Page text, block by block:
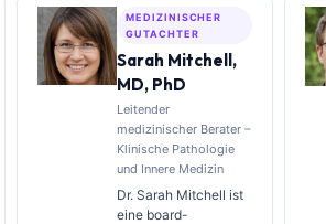
MEDIZINISCHER
GUTACHTER
Sarah Mitchell,
MD, PhD
Leitender
medizinischer Berater –
Klinische Pathologie
und Innere Medizin
Dr. Sarah Mitchell ist
eine board-